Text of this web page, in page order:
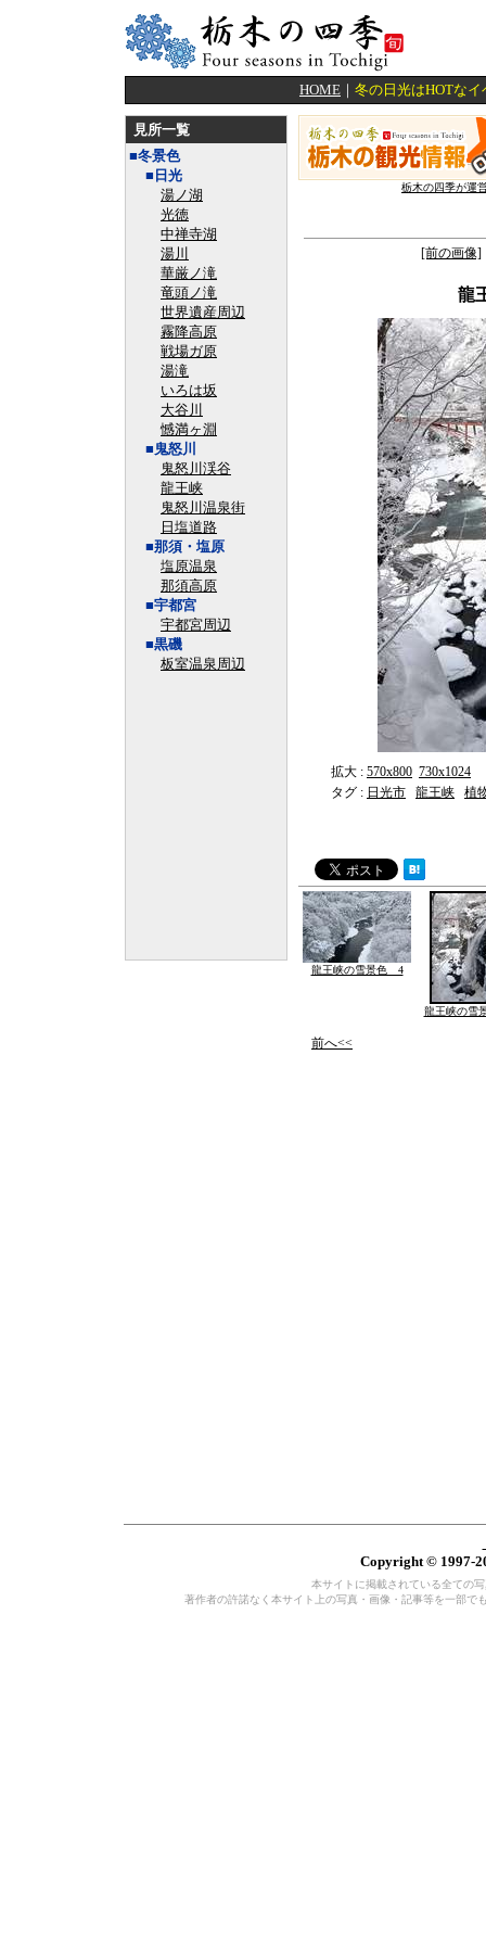
HOME ｜ 冬の日光はHOTな
見所一覧
■冬景色
■日光
湯ノ湖
光徳
中禅寺湖
湯川
華厳ノ滝
竜頭ノ滝
世界遺産周辺
霧降高原
戦場ガ原
湯滝
いろは坂
大谷川
憾満ヶ淵
■鬼怒川
鬼怒川渓谷
龍王峡
鬼怒川温泉街
日塩道路
■那須・塩原
塩原温泉
那須高原
■宇都宮
宇都宮周辺
■黒磯
板室温泉周辺
栃木の四季が運
[前の画像]
龍
拡大 : 570x800 730x1024
タグ : 日光市 龍王峡 植
龍王峡の雪景色 4
龍王峡の雪
前へ<<
Copyright © 1997-
本サイトに掲載されている全ての
著作者の許諾なく本サイト上の写真・画像・記事等を一部で